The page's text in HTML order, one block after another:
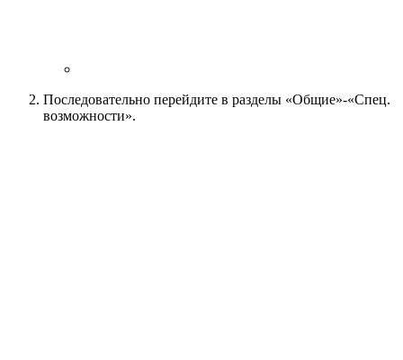
Последовательно перейдите в разделы «Общие»-«Спец.
возможности».